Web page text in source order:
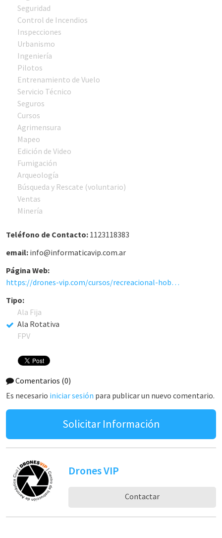
Seguridad
Control de Incendios
Inspecciones
Urbanismo
Ingeniería
Pilotos
Entrenamiento de Vuelo
Servicio Técnico
Seguros
Cursos
Agrimensura
Mapeo
Edición de Video
Fumigación
Arqueología
Búsqueda y Rescate (voluntario)
Ventas
Minería
Teléfono de Contacto: 1123118383
email: info@informaticavip.com.ar
Página Web:
https://drones-vip.com/cursos/recreacional-hobbista/
Tipo:
Ala Fija
Ala Rotativa
FPV
Comentarios (0)
Es necesario iniciar sesión para publicar un nuevo comentario.
Solicitar Información
Drones VIP
Contactar